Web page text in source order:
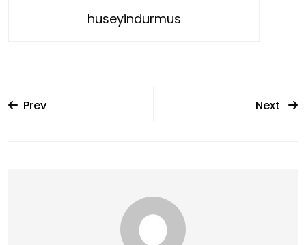
huseyindurmus
Prev Next